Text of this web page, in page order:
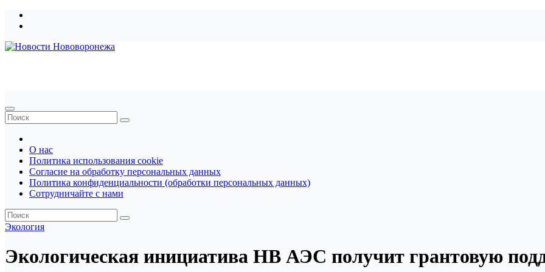
Перейти
О нас
Политика использования cookie
Согласие на обработку персональных данных
Политика конфиденциальности (обработки персональных данных)
Сотрудничайте с нами
Экология
Экологическая инициатива НВ АЭС получит грантовую